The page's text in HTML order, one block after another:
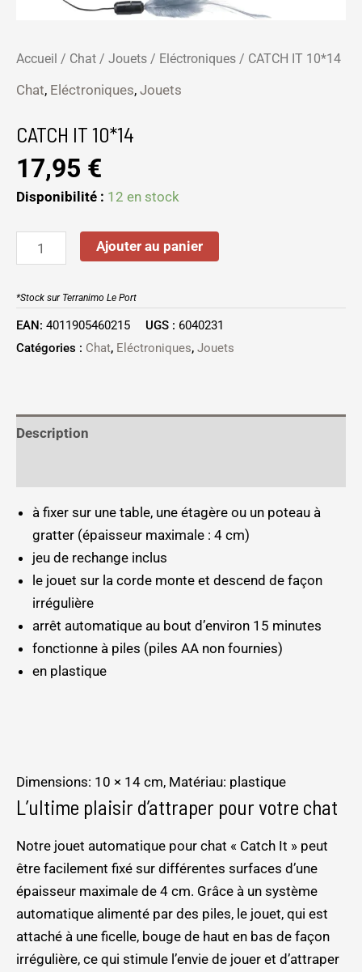
Accueil / Chat / Jouets / Eléctroniques / CATCH IT 10*14
Chat, Eléctroniques, Jouets
CATCH IT 10*14
17,95 €
Disponibilité : 12 en stock
Ajouter au panier
*Stock sur Terranimo Le Port
EAN: 4011905460215 UGS : 6040231
Catégories : Chat, Eléctroniques, Jouets
Description
à fixer sur une table, une étagère ou un poteau à
gratter (épaisseur maximale : 4 cm)
jeu de rechange inclus
le jouet sur la corde monte et descend de façon
irrégulière
arrêt automatique au bout d’environ 15 minutes
fonctionne à piles (piles AA non fournies)
en plastique
Dimensions: 10 × 14 cm, Matériau: plastique
L’ultime plaisir d’attraper pour votre chat
Notre jouet automatique pour chat « Catch It » peut
être facilement fixé sur différentes surfaces d’une
épaisseur maximale de 4 cm. Grâce à un système
automatique alimenté par des piles, le jouet, qui est
attaché à une ficelle, bouge de haut en bas de façon
irrégulière, ce qui stimule l’envie de jouer et d’attraper